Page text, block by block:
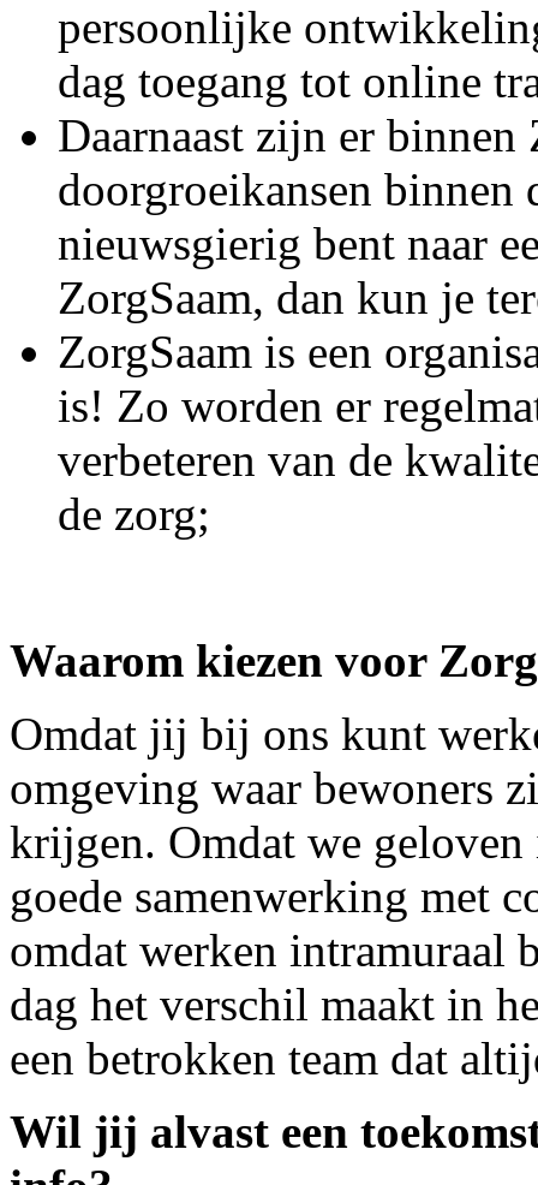
persoonlijke
dag toegang tot online
Daarnaast zijn er binnen
doorgroeikansen binnen
nieuwsgierig bent naar
ZorgSaam, dan kun je
ZorgSaam is een
is! Zo worden er
verbeteren van de
de zorg;
Waarom kiezen voor
Omdat jij bij ons kunt
omgeving waar bewoners
krijgen. Omdat we
goede samenwerking met
omdat werken intramuraal
dag het verschil maakt in
een betrokken team dat
Wil jij alvast een